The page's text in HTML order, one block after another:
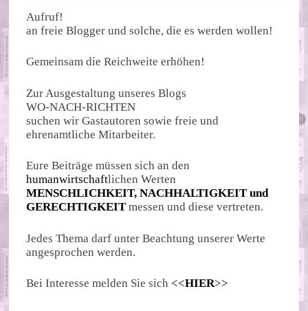
Aufruf!
an freie Blogger und solche, die es werden wollen!
Gemeinsam die Reichweite erhöhen!
Zur Ausgestaltung unseres Blogs
WO-NACH-RICHTEN
suchen wir Gastautoren sowie freie und
ehrenamtliche Mitarbeiter.
Eure Beiträge müssen sich an den
humanwirtschaftlichen Werten
MENSCHLICHKEIT, NACHHALTIGKEIT und
GERECHTIGKEIT messen und diese vertreten.
Jedes Thema darf unter Beachtung unserer Werte
angesprochen werden.
Bei Interesse melden Sie sich <<HIER>>